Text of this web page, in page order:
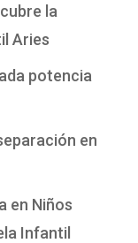
la
Aries
potencia
en
en Niños
Infantil